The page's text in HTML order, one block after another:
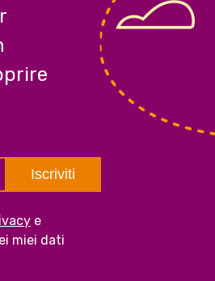
e
miei dati